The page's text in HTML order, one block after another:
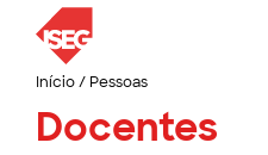
Início/ Pessoas
Docentes